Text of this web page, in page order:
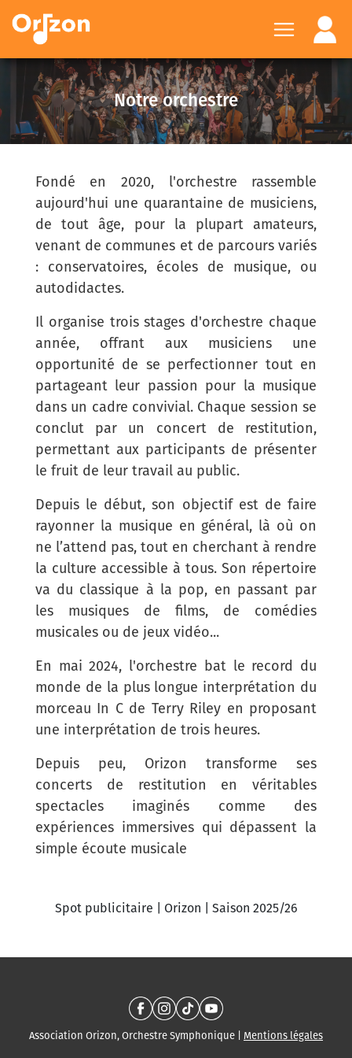
Notre orchestre
Fondé en 2020, l'orchestre rassemble
aujourd'hui une quarantaine de musiciens,
de tout âge, pour la plupart amateurs,
venant de communes et de parcours variés
: conservatoires, écoles de musique, ou
autodidactes.
Il organise trois stages d'orchestre chaque
année, offrant aux musiciens une
opportunité de se perfectionner tout en
partageant leur passion pour la musique
dans un cadre convivial. Chaque session se
conclut par un concert de restitution,
permettant aux participants de présenter
le fruit de leur travail au public.
Depuis le début, son objectif est de faire
rayonner la musique en général, là où on
ne l’attend pas, tout en cherchant à rendre
la culture accessible à tous. Son répertoire
va du classique à la pop, en passant par
les musiques de films, de comédies
musicales ou de jeux vidéo...
En mai 2024, l'orchestre bat le record du
monde de la plus longue interprétation du
morceau In C de Terry Riley en proposant
une interprétation de trois heures.
Depuis peu, Orizon transforme ses
concerts de restitution en véritables
spectacles imaginés comme des
expériences immersives qui dépassent la
simple écoute musicale
Spot publicitaire | Orizon | Saison 2025/26
Association Orizon, Orchestre Symphonique | Mentions légales